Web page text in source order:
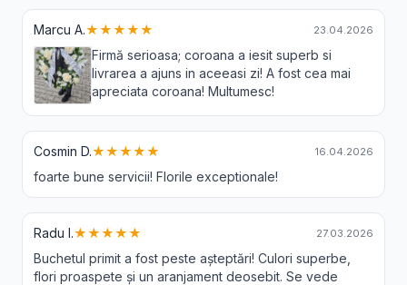
Marcu A.★★★★★ 23.04.2026
Firmă serioasa; coroana a iesit superb si
livrarea a ajuns in aceeasi zi! A fost cea mai
apreciata coroana! Multumesc!
Cosmin D.★★★★★ 16.04.2026
foarte bune servicii! Florile exceptionale!
Radu I.★★★★★ 27.03.2026
Buchetul primit a fost peste așteptări! Culori superbe,
flori proaspete și un aranjament deosebit. Se vede